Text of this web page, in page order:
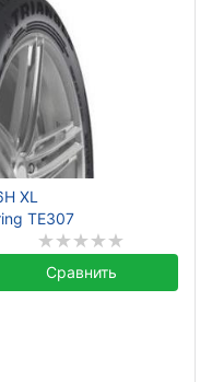
XL
TE307
Сравнить